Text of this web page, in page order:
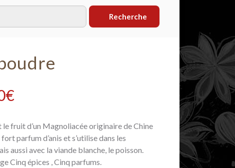
Recherche
€
le fruit d’un Magnoliacée originaire de Chine
parfum d’anis et s’utilise dans les
aussi avec la viande blanche, le poisson.
Cinq épices , Cinq parfums.